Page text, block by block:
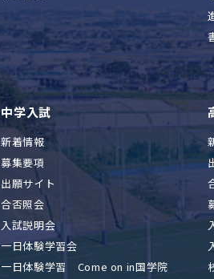
中学入試
新着情報
募集要項
出願サイト
合否照会
入試説明会
一日体験学習会
一日体験学習 Come on in国学院